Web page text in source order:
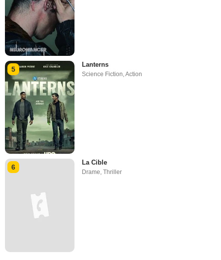
5
Lanterns
Science Fiction,Action
6
La Cible
Drame,Thriller